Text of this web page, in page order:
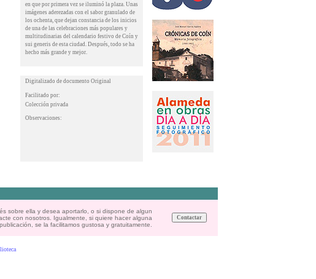
en que por primera vez se iluminó la plaza. Unas
imágenes aderezadas con el sabor granulado de
los ochenta, que dejan constancia de los inicios
de una de las celebraciones más populares y
multitudinarias del calendario festivo de Coín y
sui generis de esta ciudad. Después, todo se ha
hecho más grande y mejor.
Digitalizado de documento Original
Facilitado por:
Colección privada
Observaciones:
sobre ella y desea aportarlo, o si dispone de algun
con nosotros. Igualmente, si quiere hacer alguna
se la facilitamos gustosa y gratuitamente.